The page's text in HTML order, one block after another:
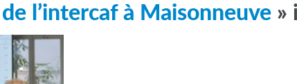
l’intercaf à Maisonneuve »